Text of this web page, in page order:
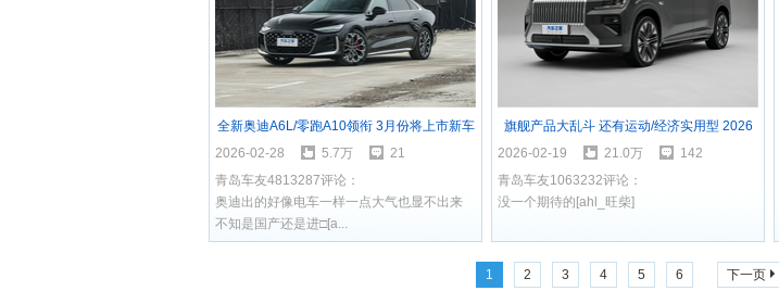
全新奥迪A6L/零跑A10领衔 3月份将上市新车
汇总
2026-02-28 5.7万
21
青岛车友4813287评论：
奥迪出的好像电车一样一点大气也显不出来
不知是国产还是进□[a...
旗舰产品大乱斗 还有运动/经济实用型 2026
上半年将上市SUV汇总
2026-02-19 21.0万
142
青岛车友1063232评论：
没一个期待的[ahl_旺柴]
1 2 3 4 5 6 下一页